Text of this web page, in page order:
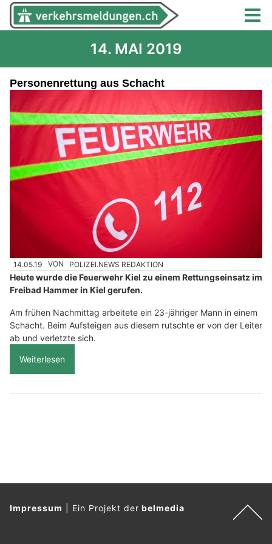
14. MAI 2019
Personenrettung aus Schacht
14.05.19 VON POLIZEI.NEWS REDAKTION
Heute wurde die Feuerwehr Kiel zu einem Rettungseinsatz im
Freibad Hammer in Kiel gerufen.
Am frühen Nachmittag arbeitete ein 23-jähriger Mann in einem
Schacht. Beim Aufsteigen aus diesem rutschte er von der Leiter
ab und verletzte sich.
Weiterlesen
Impressum Ein Projekt derbelmedia